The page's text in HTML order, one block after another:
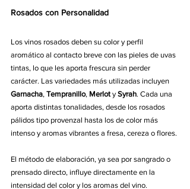
Rosados con Personalidad
Los vinos rosados deben su color y perfil
aromático al contacto breve con las pieles de uvas
tintas, lo que les aporta frescura sin perder
carácter. Las variedades más utilizadas incluyen
Garnacha, Tempranillo, Merlot y Syrah. Cada una
aporta distintas tonalidades, desde los rosados
pálidos tipo provenzal hasta los de color más
intenso y aromas vibrantes a fresa, cereza o flores.
El método de elaboración, ya sea por sangrado o
prensado directo, influye directamente en la
intensidad del color y los aromas del vino.